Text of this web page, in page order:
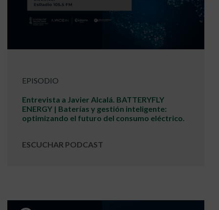
EPISODIO
Entrevista a Javier Alcalá. BATTERYFLY
ENERGY | Baterías y gestión inteligente:
optimizando el futuro del consumo eléctrico.
ESCUCHAR PODCAST